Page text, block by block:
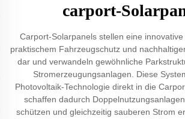
carport-
Carport-Solarpanels stellen eine
praktischem Fahrzeugschutz und
dar und verwandeln gewöhnliche
Stromerzeugungsanlagen. Diese
Photovoltaik-Technologie direkt in die
schaffen dadurch
schützen und gleichzeitig sauberen Strom